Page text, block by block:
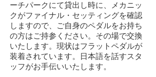
ーチパークにて貸出し時に、メカニッ
クがファイナル・セッティングを確認
しますので、ご自身のペダルをお持ち
の方はご持参ください。その場で交換
いたします。現状はフラットペダルが
装着されています。日本語を話すスタ
ッフがお手伝いいたします。